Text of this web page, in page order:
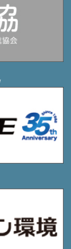
ご質問がご
ようお願い
個人情報の
業務における
者からコン
丁目3-1